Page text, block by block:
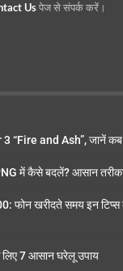
Usपेज से संपर्क करें।
“Fire and Ash”, जानें कब
में कैसे बदलें? आसान
फोन खरीदते समय इन टिप्स
7 आसान घरेलू उपाय